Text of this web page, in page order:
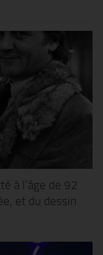
à l’âge de 92
et du dessin